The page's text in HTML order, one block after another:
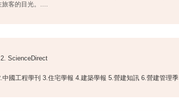
旅客的目光。....
ScienceDirect
國工程學刊 3.住宅學報 4.建築學報 5.營建知訊 6.營建管理季